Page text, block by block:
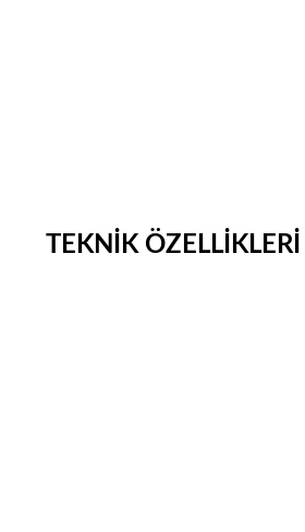
TEKNIK ÖZELLIKLERI